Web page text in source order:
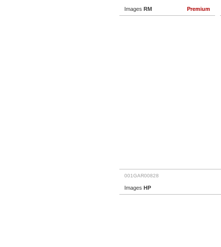
Images RM Premium
001GAR00828
Images HP